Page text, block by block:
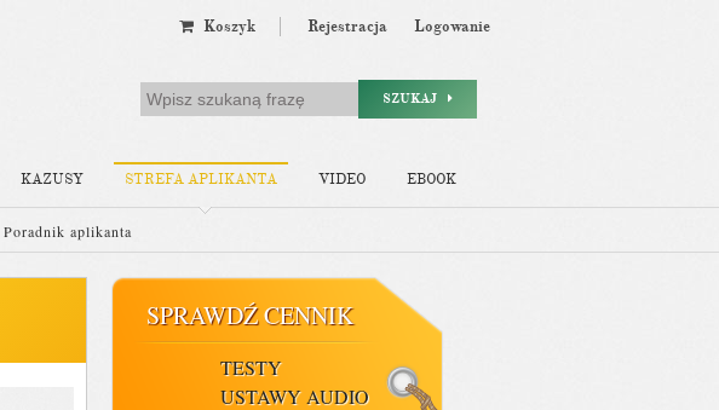
Koszyk Rejestracja Logowanie
SZUKAJ
KAZUSY STREFA APLIKANTA
Poradnik aplikanta
VIDEO EBOOK
SPRAWDŹ CENNIK
TESTY
USTAWY AUDIO